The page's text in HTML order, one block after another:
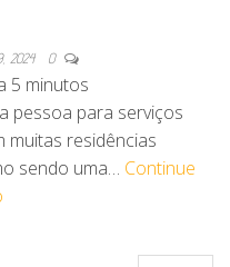
2024 0
5 minutos
pessoa para serviços
muitas residências
sendo uma… Continue